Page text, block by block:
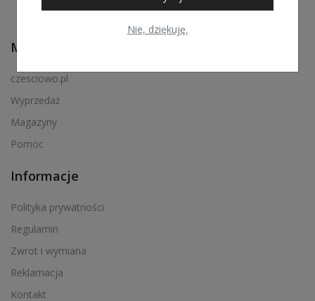
Nie, dziękuję.
Menu podręczne
czesciowo.pl
Wyprzedaż
Magazyny
Pomoc
Informacje
Polityka prywatności
Regulamin
Zwrot i wymiana
Reklamacja
Kontakt